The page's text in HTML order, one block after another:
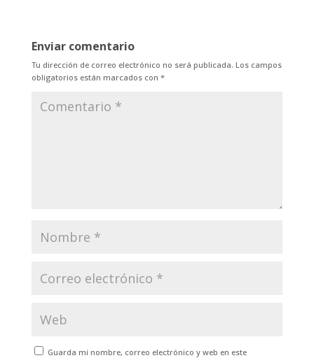
Enviar comentario
Tu dirección de correo electrónico no será publicada. Los campos
obligatorios están marcados con *
Guarda mi nombre, correo electrónico y web en este